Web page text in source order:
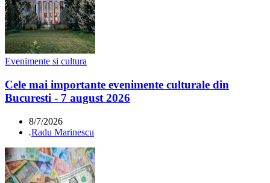
Evenimente si cultura
Cele mai importante evenimente culturale din
Bucuresti - 7 august 2026
8/7/2026
.Radu Marinescu